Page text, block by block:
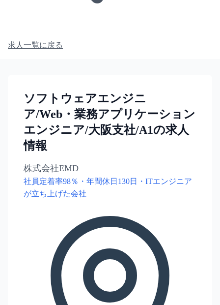
求人一覧に戻る
ソフトウェアエンジニ
ア/Web・業務アプリケーション
エンジニア/大阪支社/A1の求人
情報
株式会社EMD
社員定着率98％・年間休日130日・ITエンジニア
が立ち上げた会社